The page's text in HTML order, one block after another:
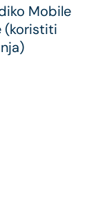
Mobile
(koristiti